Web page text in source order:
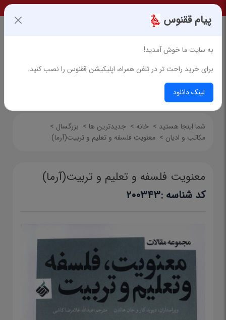
شما اینجا هستید > خانه > جدیدترین ها > بزرگسال >
مکاتب و ادیان > معنویت فلسفه و تعلیم و تربیت(آرما)
معنویت فلسفه و تعلیم و تربیت(آرما)
کد شناسه :200343
پیام ققنوس
به سایت ما خوش آمدید!
برای خرید راحت تر در تلفن همراه، اپلیکیشن ققنوس را نصب کنید.
لینک دانلود